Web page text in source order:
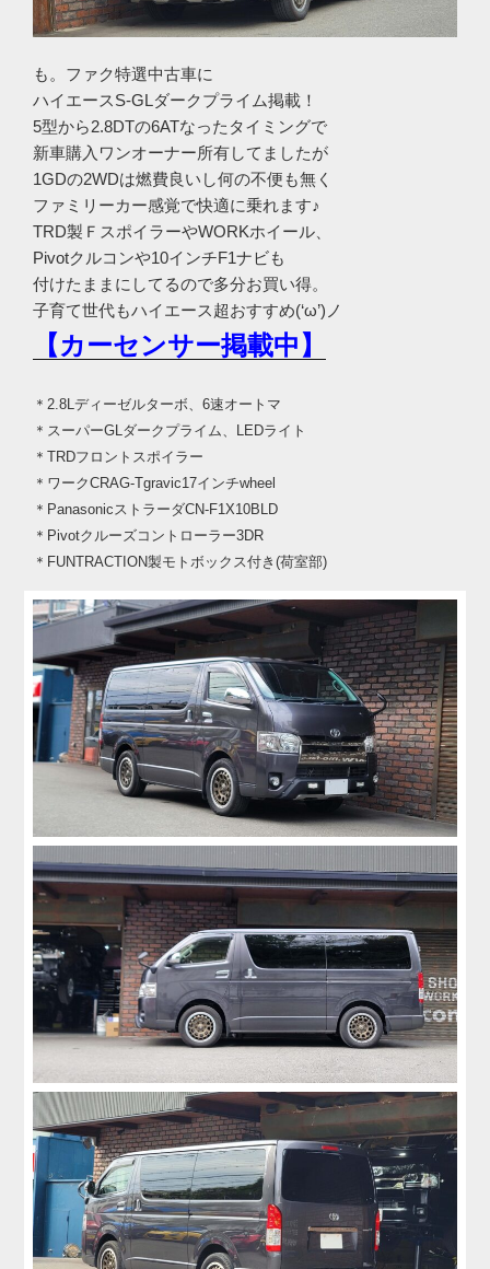
も。ファク特選中古車に
ハイエースS-GLダークプライム掲載！
5型から2.8DTの6ATなったタイミングで
新車購入ワンオーナー所有してましたが
1GDの2WDは燃費良いし何の不便も無く
ファミリーカー感覚で快適に乗れます♪
TRD製ＦスポイラーやWORKホイール、
Pivotクルコンや10インチF1ナビも
付けたままにしてるので多分お買い得。
子育て世代もハイエース超おすすめ(‘ω’)ノ
【カーセンサー掲載中】
＊2.8Lディーゼルターボ、6速オートマ
＊スーパーGLダークプライム、LEDライト
＊TRDフロントスポイラー
＊ワークCRAG-Tgravic17インチwheel
＊PanasonicストラーダCN-F1X10BLD
＊Pivotクルーズコントローラー3DR
＊FUNTRACTION製モトボックス付き(荷室部)